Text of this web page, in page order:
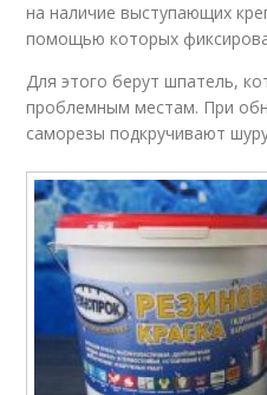
на наличие выступающих
помощью которых
Для этого берут шпатель,
проблемным местам. При
саморезы подкручивают